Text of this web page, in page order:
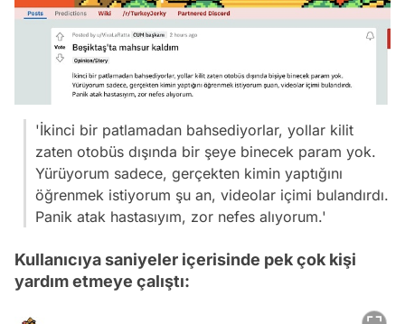
'İkinci bir patlamadan bahsediyorlar, yollar kilit
zaten otobüs dışında bir şeye binecek param yok.
Yürüyorum sadece, gerçekten kimin yaptığını
öğrenmek istiyorum şu an, videolar içimi bulandırdı.
Panik atak hastasıyım, zor nefes alıyorum.'
Kullanıcıya saniyeler içerisinde pek çok kişi
yardım etmeye çalıştı: